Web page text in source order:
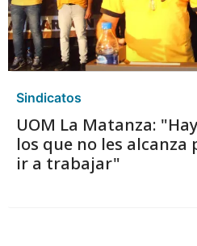
Sindicatos
UOM La Matanza:
los que no les
ir a trabajar"